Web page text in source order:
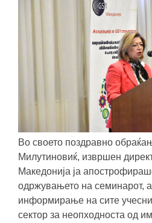
Во своето поздравно
Милутиновиќ, извршен
Македонија ја
одржувањето на семинарот,
информирање на сите
сектор за неопходноста од